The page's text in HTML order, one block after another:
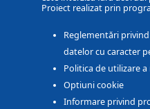
Proiect realizat prin
Reglementări
datelor cu caracter
Politica de utilizare
Optiuni cookie
Informare privind